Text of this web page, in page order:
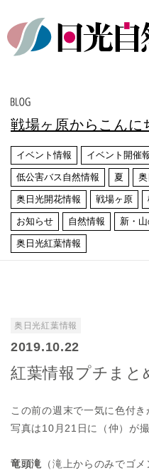
戦場ヶ原からこんに
イベント情報 イベント開催
低公害バス自然情報 夏
奥日光開花情報 戦場ヶ原
お知らせ 自然情報 新・
奥日光紅葉情報
奥日光紅葉情報
2019.10.22
紅葉情報プチまと
この前の週末で一気に色付き
写真は10月21日に（仲）が撮
竜頭滝 （滝上からのみでゴメ